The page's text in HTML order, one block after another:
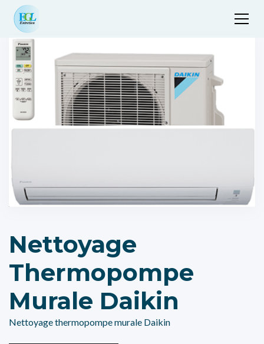
Nettoyage
Thermopompe
Murale Daikin
Nettoyage thermopompe murale Daikin